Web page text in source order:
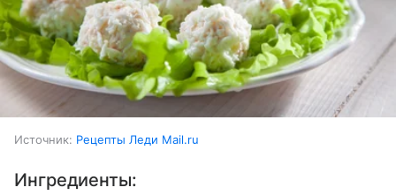
Источник: Рецепты Леди Mail.ru
Ингредиенты: